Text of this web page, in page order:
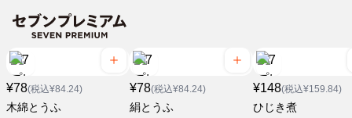
¥78(税込¥84.24)
木綿とうふ
¥78(税込¥84.24)
絹とうふ
¥148(税込¥159.84)
ひじき煮